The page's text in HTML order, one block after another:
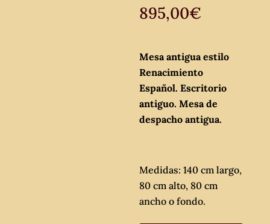
895,00€
Mesa antigua estilo
Renacimiento
Español. Escritorio
antiguo. Mesa de
despacho antigua.
Medidas: 140 cm largo,
80 cm alto, 80 cm
ancho o fondo.